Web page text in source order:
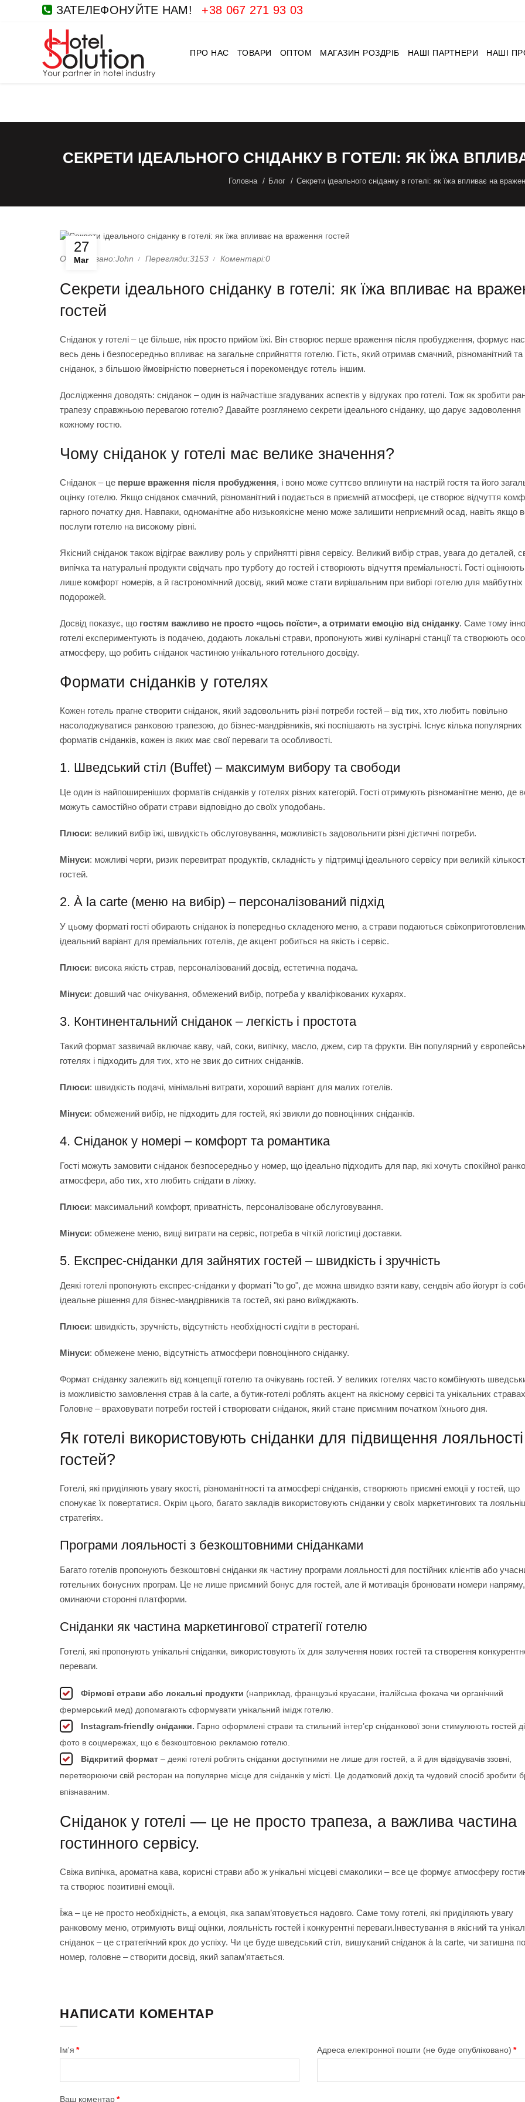
ЗАТЕЛЕФОНУЙТЕ НАМ! +38 067 271 93 03
ПРО НАС ТОВАРИ ОПТОМ МАГАЗИН РОЗДРІБ НАШІ ПАРТНЕРИ НАШІ
СЕКРЕТИ ІДЕАЛЬНОГО СНІДАНКУ В ГОТЕЛІ: ЯК ЇЖА
Головна Блог Секрети ідеального сніданку в готелі: як їжа впливає на
27
Mar
Опубліковано:John Перегляди:3153 Коментарі:0
Секрети ідеального сніданку в готелі: як їжа впливає на
гостей
Сніданок у готелі – це більше, ніж просто прийом їжі. Він створює перше враження після пробудження, формує
весь день і безпосередньо впливає на загальне сприйняття готелю. Гість, який отримав смачний, різноманітний та
сніданок, з більшою ймовірністю повернеться і порекомендує готель іншим.
Дослідження доводять: сніданок – один із найчастіше згадуваних аспектів у відгуках про готелі. Тож як зробити
трапезу справжньою перевагою готелю? Давайте розглянемо секрети ідеального сніданку, що дарує задоволення
кожному гостю.
Чому сніданок у готелі має велике значення?
Сніданок – це перше враження після пробудження, і воно може суттєво вплинути на настрій гостя та його
оцінку готелю. Якщо сніданок смачний, різноманітний і подається в приємній атмосфері, це створює відчуття
гарного початку дня. Навпаки, одноманітне або низькоякісне меню може залишити неприємний осад, навіть якщо
послуги готелю на високому рівні.
Якісний сніданок також відіграє важливу роль у сприйнятті рівня сервісу. Великий вибір страв, увага до деталей,
випічка та натуральні продукти свідчать про турботу до гостей і створюють відчуття преміальності. Гості
лише комфорт номерів, а й гастрономічний досвід, який може стати вирішальним при виборі готелю для майбутніх
подорожей.
Досвід показує, що гостям важливо не просто «щось поїсти», а отримати емоцію від сніданку. Саме тому
готелі експериментують із подачею, додають локальні страви, пропонують живі кулінарні станції та створюють
атмосферу, що робить сніданок частиною унікального готельного досвіду.
Формати сніданків у готелях
Кожен готель прагне створити сніданок, який задовольнить різні потреби гостей – від тих, хто любить повільно
насолоджуватися ранковою трапезою, до бізнес-мандрівників, які поспішають на зустрічі. Існує кілька популярних
форматів сніданків, кожен із яких має свої переваги та особливості.
1. Шведський стіл (Buffet) – максимум вибору та свободи
Це один із найпоширеніших форматів сніданків у готелях різних категорій. Гості отримують різноманітне меню, де
можуть самостійно обрати страви відповідно до своїх уподобань.
Плюси: великий вибір їжі, швидкість обслуговування, можливість задовольнити різні дієтичні потреби.
Мінуси: можливі черги, ризик перевитрат продуктів, складність у підтримці ідеального сервісу при великій
гостей.
2. À la carte (меню на вибір) – персоналізований підхід
У цьому форматі гості обирають сніданок із попередньо складеного меню, а страви подаються
ідеальний варіант для преміальних готелів, де акцент робиться на якість і сервіс.
Плюси: висока якість страв, персоналізований досвід, естетична подача.
Мінуси: довший час очікування, обмежений вибір, потреба у кваліфікованих кухарях.
3. Континентальний сніданок – легкість і простота
Такий формат зазвичай включає каву, чай, соки, випічку, масло, джем, сир та фрукти. Він популярний у
готелях і підходить для тих, хто не звик до ситних сніданків.
Плюси: швидкість подачі, мінімальні витрати, хороший варіант для малих готелів.
Мінуси: обмежений вибір, не підходить для гостей, які звикли до повноцінних сніданків.
4. Сніданок у номері – комфорт та романтика
Гості можуть замовити сніданок безпосередньо у номер, що ідеально підходить для пар, які хочуть спокійної
атмосфери, або тих, хто любить снідати в ліжку.
Плюси: максимальний комфорт, приватність, персоналізоване обслуговування.
Мінуси: обмежене меню, вищі витрати на сервіс, потреба в чіткій логістиці доставки.
5. Експрес-сніданки для зайнятих гостей – швидкість і зручність
Деякі готелі пропонують експрес-сніданки у форматі "to go", де можна швидко взяти каву, сендвіч або йогурт із
ідеальне рішення для бізнес-мандрівників та гостей, які рано виїжджають.
Плюси: швидкість, зручність, відсутність необхідності сидіти в ресторані.
Мінуси: обмежене меню, відсутність атмосфери повноцінного сніданку.
Формат сніданку залежить від концепції готелю та очікувань гостей. У великих готелях часто комбінують
із можливістю замовлення страв à la carte, а бутик-готелі роблять акцент на якісному сервісі та унікальних
Головне – враховувати потреби гостей і створювати сніданок, який стане приємним початком їхнього дня.
Як готелі використовують сніданки для підвищення лояльності
гостей?
Готелі, які приділяють увагу якості, різноманітності та атмосфері сніданків, створюють приємні емоції у гостей, що
спонукає їх повертатися. Окрім цього, багато закладів використовують сніданки у своїх маркетингових та
стратегіях.
Програми лояльності з безкоштовними сніданками
Багато готелів пропонують безкоштовні сніданки як частину програми лояльності для постійних клієнтів або
готельних бонусних програм. Це не лише приємний бонус для гостей, але й мотивація бронювати номери напряму,
оминаючи сторонні платформи.
Сніданки як частина маркетингової стратегії готелю
Готелі, які пропонують унікальні сніданки, використовують їх для залучення нових гостей та створення
переваги.
Фірмові страви або локальні продукти (наприклад, французькі круасани, італійська фокача чи органічний
фермерський мед) допомагають сформувати унікальний імідж готелю.
Instagram-friendly сніданки. Гарно оформлені страви та стильний інтер’єр сніданкової зони стимулюють гостей
фото в соцмережах, що є безкоштовною рекламою готелю.
Відкритий формат – деякі готелі роблять сніданки доступними не лише для гостей, а й для відвідувачів ззовні,
перетворюючи свій ресторан на популярне місце для сніданків у місті. Це додатковий дохід та чудовий спосіб зробити
впізнаваним.
Сніданок у готелі — це не просто трапеза, а важлива частина
гостинного сервісу.
Свіжа випічка, ароматна кава, корисні страви або ж унікальні місцеві смаколики – все це формує атмосферу
та створює позитивні емоції.
Їжа – це не просто необхідність, а емоція, яка запам’ятовується надовго. Саме тому готелі, які приділяють увагу
ранковому меню, отримують вищі оцінки, лояльність гостей і конкурентні переваги.Інвестування в якісний та
сніданок – це стратегічний крок до успіху. Чи це буде шведський стіл, вишуканий сніданок à la carte, чи затишна
номер, головне – створити досвід, який запам’ятається.
НАПИСАТИ КОМЕНТАР
Ім'я Адреса електронної пошти (не буде опубліковано)
Ваш коментар